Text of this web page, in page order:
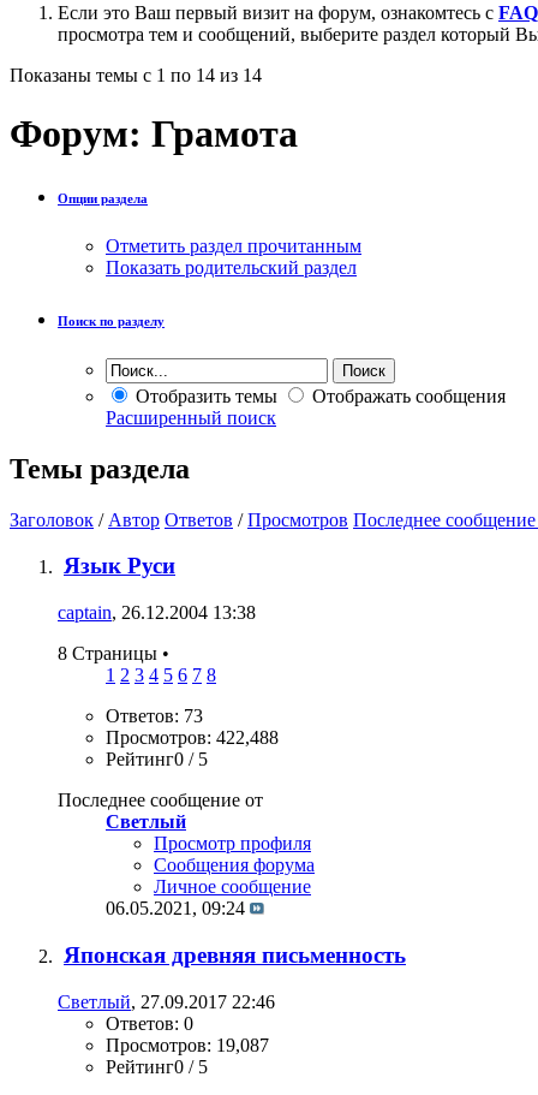
Если это Ваш первый визит на форум, ознакомтесь с FAQ
просмотра тем и сообщений, выберите раздел который
Показаны темы с 1 по 14 из 14
Форум: Грамота
Опции раздела
Отметить раздел прочитанным
Показать родительский раздел
Поиск по разделу
Отобразить темы
Отображать сообщения
Расширенный поиск
Темы раздела
Заголовок / Автор Ответов /Просмотров Последнее сообщение
Язык Руси
captain, 26.12.2004 13:38
8 Страницы •
1 2 3 4 5 6 7 8
Ответов: 73
Просмотров: 422,488
Рейтинг0 / 5
Последнее сообщение от
Светлый
Просмотр профиля
Сообщения форума
Личное сообщение
06.05.2021, 09:24
Японская древняя письменность
Светлый, 27.09.2017 22:46
Ответов: 0
Просмотров: 19,087
Рейтинг0 / 5